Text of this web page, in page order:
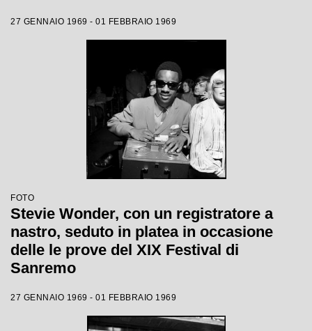
27 GENNAIO 1969 - 01 FEBBRAIO 1969
FOTO
Stevie Wonder, con un registratore a
nastro, seduto in platea in occasione
delle le prove del XIX Festival di
Sanremo
27 GENNAIO 1969 - 01 FEBBRAIO 1969